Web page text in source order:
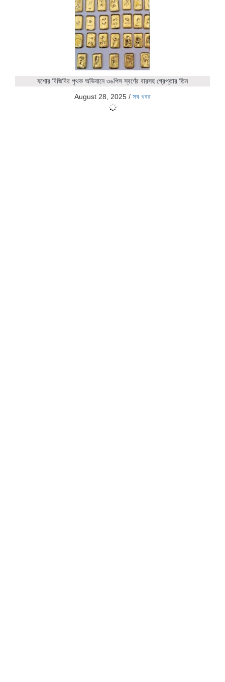
যশোর বিজিবির পৃথক অভিযানে ৩৬পিস স্বর্ণের বারসহ গ্রেপ্তার তিন
August 28, 2025 / সব খবর